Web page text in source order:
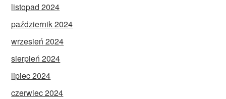
listopad 2024
październik 2024
wrzesień 2024
sierpień 2024
lipiec 2024
czerwiec 2024